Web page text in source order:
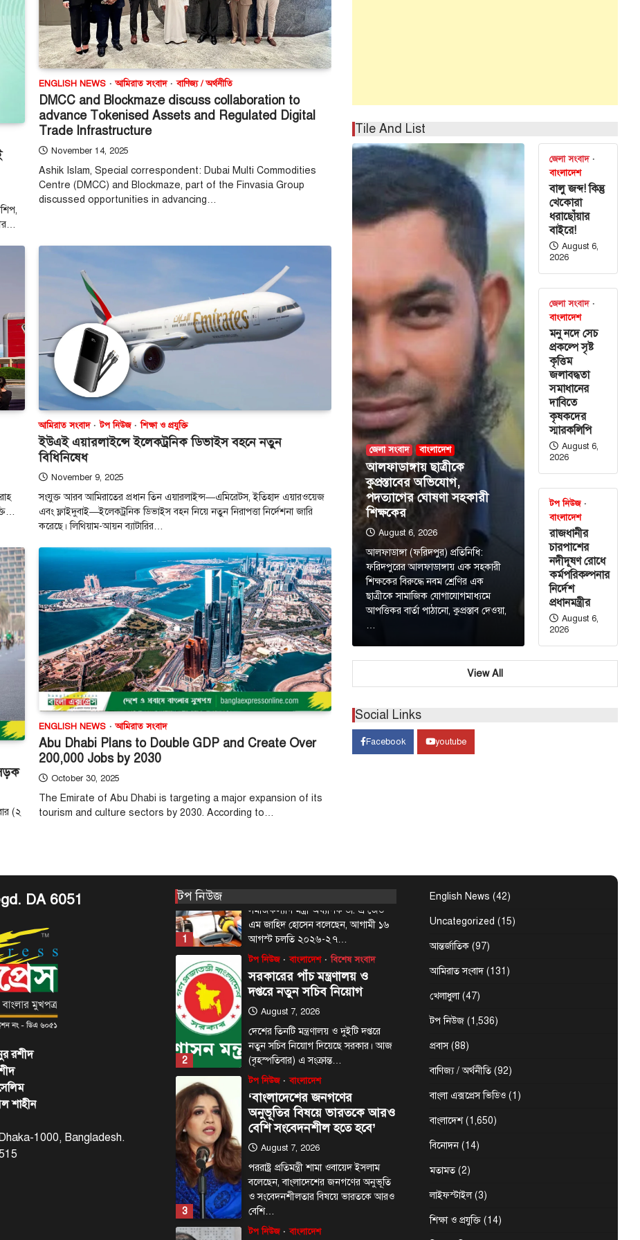
ENGLISH NEWS আমিরাত সংবাদ বাণিজ্য / অর্থনীতি
DMCC and Blockmaze discuss collaboration to
advance Tokenised Assets and Regulated Digital
Trade Infrastructure
November 14, 2025
Ashik Islam, Special correspondent: Dubai Multi Commodities
Centre (DMCC) and Blockmaze, part of the Finvasia Group
discussed opportunities in advancing…
আমিরাত সংবাদ টপ নিউজ শিক্ষা ও প্রযুক্তি
ইউএই এয়ারলাইন্সে ইলেকট্রনিক ডিভাইস বহনে নতুন
বিধিনিষেধ
November 9, 2025
সংযুক্ত আরব আমিরাতের প্রধান তিন এয়ারলাইন্স—এমিরেটস, ইতিহাদ এয়ারওয়েজ
এবং ফ্লাইদুবাই—ইলেকট্রনিক ডিভাইস বহন নিয়ে নতুন নিরাপত্তা নির্দেশনা জারি
করেছে। লিথিয়াম-আয়ন ব্যাটারির…
(২
ENGLISH NEWS আমিরাত সংবাদ
Abu Dhabi Plans to Double GDP and Create Over
200,000 Jobs by 2030
October 30, 2025
The Emirate of Abu Dhabi is targeting a major expansion of its
tourism and culture sectors by 2030. According to…
Tile And List
জেলা সংবাদ বাংলাদেশ
আলফাডাঙ্গায় ছাত্রীকে
কুপ্রস্তাবের অভিযোগ,
পদত্যাগের ঘোষণা সহকারী
শিক্ষকের
August 6, 2026
আলফাডাঙ্গা (ফরিদপুর) প্রতিনিধি:
ফরিদপুরের আলফাডাঙ্গায় এক সহকারী
শিক্ষকের বিরুদ্ধে নবম শ্রেণির এক
ছাত্রীকে সামাজিক যোগাযোগমাধ্যমে
আপত্তিকর বার্তা পাঠানো, কুপ্রস্তাব দেওয়া,
…
জেলা সংবাদ
বাংলাদেশ
বালু জব্দ! কিন্তু
খেকোরা
ধরাছোঁয়ার
বাইরে!
August 6,
2026
জেলা সংবাদ
বাংলাদেশ
মনু নদে সেচ
প্রকল্পে সৃষ্ট
কৃত্তিম
জলাবদ্ধতা
সমাধানের
দাবিতে
কৃষকদের
স্মারকলিপি
August 6,
2026
টপ নিউজ
বাংলাদেশ
রাজধানীর
চারপাশের
নদীদূষণ রোধে
কর্মপরিকল্পনার
নির্দেশ
প্রধানমন্ত্রীর
August 6,
2026
View All
Social Links
Facebook youtube
DA 6051
রশীদ
শাহীন
1000, Bangladesh.
টপ নিউজ
3
অনুভূতির বিষয়ে ভারতকে আরও
বেশি সংবেদনশীল হতে হবে’
August 7, 2026
পররাষ্ট্র প্রতিমন্ত্রী শামা ওবায়েদ ইসলাম
বলেছেন, বাংলাদেশের জনগণের অনুভূতি
ও সংবেদনশীলতার বিষয়ে ভারতকে আরও
বেশি…
4
রাজধানীর চারপাশের নদীদূষণ
রোধে কর্মপরিকল্পনার নির্দেশ
প্রধানমন্ত্রীর
August 6, 2026
রাজধানী ঢাকার চারপাশের নদীদূষণ রোধে
কর্মপরিকল্পনা তৈরির নির্দেশনা দিয়েছেন
প্রধানমন্ত্রী তারেক রহমান। আজ
বৃহস্পতিবার (৬…
5
টপ নিউজ বাংলাদেশ বিশেষ সংবাদ
হাসিনাকে বক্তব্যের সুযোগ দিয়ে
বাংলাদেশের সার্বভৌমত্বকে
August 6, 2026
বক্তব্য…
1
August 7, 2026
সমাজকল্যাণ মন্ত্রী অধ্যাপক ডা. এ জেড
এম জাহিদ হোসেন বলেছেন, আগামী ১৬
আগস্ট চলতি ২০২৬-২৭…
2
টপ নিউজ বাংলাদেশ বিশেষ সংবাদ
সরকারের পাঁচ মন্ত্রণালয় ও
দপ্তরে নতুন সচিব নিয়োগ
August 7, 2026
দেশের তিনটি মন্ত্রণালয় ও দুইটি দপ্তরে
নতুন সচিব নিয়োগ দিয়েছে সরকার। আজ
(বৃহস্পতিবার) এ সংক্রান্ত…
3
টপ নিউজ বাংলাদেশ
‘বাংলাদেশের জনগণের
অনুভূতির বিষয়ে ভারতকে আরও
বেশি সংবেদনশীল হতে হবে’
August 7, 2026
পররাষ্ট্র প্রতিমন্ত্রী শামা ওবায়েদ ইসলাম
বলেছেন, বাংলাদেশের জনগণের অনুভূতি
ও সংবেদনশীলতার বিষয়ে ভারতকে আরও
বেশি…
টপ নিউজ বাংলাদেশ
English News (42)
Uncategorized (15)
আন্তর্জাতিক (97)
আমিরাত সংবাদ(131)
খেলাধুলা(47)
টপ নিউজ (1,536)
প্রবাস(88)
বাণিজ্য / অর্থনীতি (92)
বাংলা এক্সপ্রেস ভিডিও (1)
বাংলাদেশ(1,650)
বিনোদন (14)
মতামত (2)
লাইফস্টাইল(3)
শিক্ষা ও প্রযুক্তি (14)